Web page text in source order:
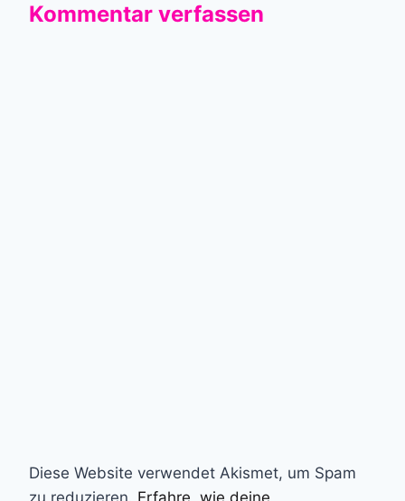
Kommentar verfassen
Diese Website verwendet Akismet, um Spam